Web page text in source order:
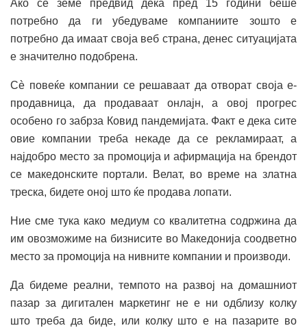
Ако се земе предвид дека пред 15 години беше
потребно да ги убедуваме компаниите зошто е
потребно да имаат своја веб страна, денес ситуацијата
е значително подобрена.
Сè повеќе компании се решаваат да отворат своја е-
продавница, да продаваат онлајн, а овој прогрес
особено го забрза Ковид пандемијата. Факт е дека сите
овие компании треба некаде да се рекламираат, а
најдобро место за промоција и афирмација на брендот
се македонските портали. Велат, во време на златна
треска, бидете оној што ќе продава лопати.
Ние сме тука како медиум со квалитетна содржина да
им овозможиме на бизнисите во Македонија соодветно
место за промоција на нивните компании и производи.
Да бидеме реални, темпото на развој на домашниот
пазар за дигитален маркетинг не е ни одблизу колку
што треба да биде, или колку што е на пазарите во